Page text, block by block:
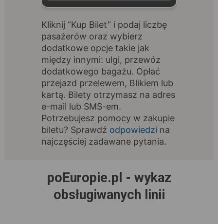
Kliknij “Kup Bilet” i podaj liczbę
pasażerów oraz wybierz
dodatkowe opcje takie jak
między innymi: ulgi, przewóz
dodatkowego bagażu. Opłać
przejazd przelewem, Blikiem lub
kartą. Bilety otrzymasz na adres
e-mail lub SMS-em.
Potrzebujesz pomocy w zakupie
biletu? Sprawdź odpowiedzi na
najczęściej zadawane pytania.
poEuropie.pl - wykaz
obsługiwanych linii